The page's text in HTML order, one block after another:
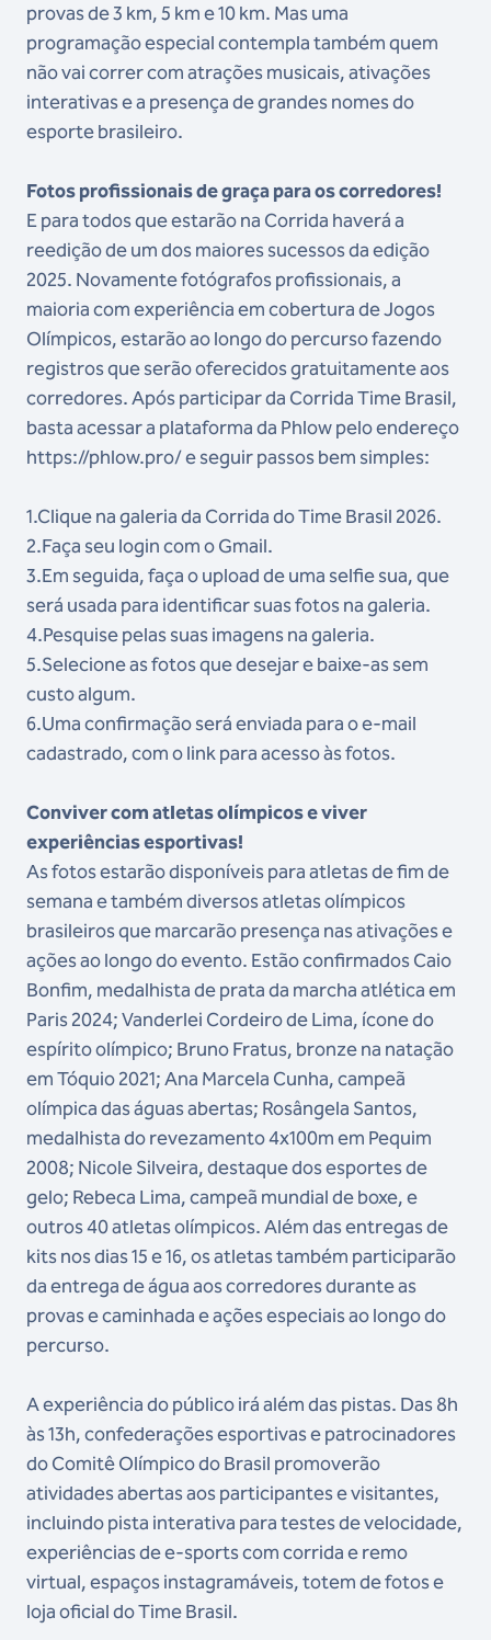
provas de 3 km, 5 km e 10 km. Mas uma
programação especial contempla também quem
não vai correr com atrações musicais, ativações
interativas e a presença de grandes nomes do
esporte brasileiro.
Fotos profissionais de graça para os corredores!
E para todos que estarão na Corrida haverá a
reedição de um dos maiores sucessos da edição
2025. Novamente fotógrafos profissionais, a
maioria com experiência em cobertura de Jogos
Olímpicos, estarão ao longo do percurso fazendo
registros que serão oferecidos gratuitamente aos
corredores. Após participar da Corrida Time Brasil,
basta acessar a plataforma da Phlow pelo endereço
https://phlow.pro/ e seguir passos bem simples:
1.Clique na galeria da Corrida do Time Brasil 2026.
2.Faça seu login com o Gmail.
3.Em seguida, faça o upload de uma selfie sua, que
será usada para identificar suas fotos na galeria.
4.Pesquise pelas suas imagens na galeria.
5.Selecione as fotos que desejar e baixe-as sem
custo algum.
6.Uma confirmação será enviada para o e-mail
cadastrado, com o link para acesso às fotos.
Conviver com atletas olímpicos e viver
experiências esportivas!
As fotos estarão disponíveis para atletas de fim de
semana e também diversos atletas olímpicos
brasileiros que marcarão presença nas ativações e
ações ao longo do evento. Estão confirmados Caio
Bonfim, medalhista de prata da marcha atlética em
Paris 2024; Vanderlei Cordeiro de Lima, ícone do
espírito olímpico; Bruno Fratus, bronze na natação
em Tóquio 2021; Ana Marcela Cunha, campeã
olímpica das águas abertas; Rosângela Santos,
medalhista do revezamento 4x100m em Pequim
2008; Nicole Silveira, destaque dos esportes de
gelo; Rebeca Lima, campeã mundial de boxe, e
outros 40 atletas olímpicos. Além das entregas de
kits nos dias 15 e 16, os atletas também participarão
da entrega de água aos corredores durante as
provas e caminhada e ações especiais ao longo do
percurso.
A experiência do público irá além das pistas. Das 8h
às 13h, confederações esportivas e patrocinadores
do Comitê Olímpico do Brasil promoverão
atividades abertas aos participantes e visitantes,
incluindo pista interativa para testes de velocidade,
experiências de e-sports com corrida e remo
virtual, espaços instagramáveis, totem de fotos e
loja oficial do Time Brasil.